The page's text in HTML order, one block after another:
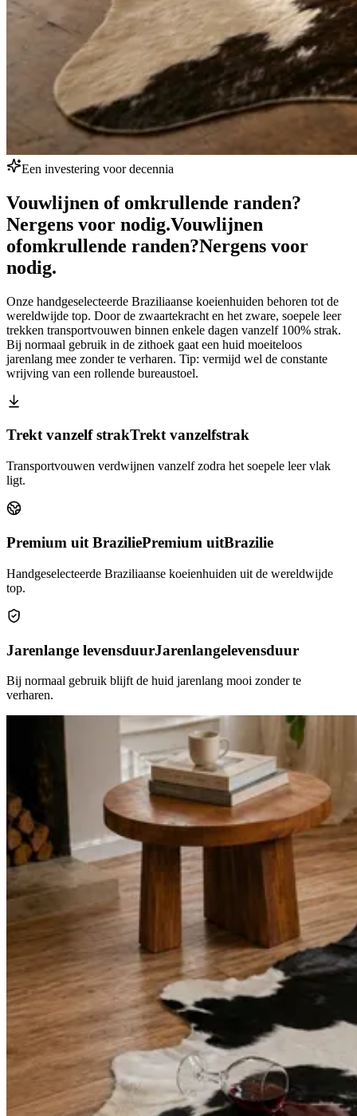
Een investering voor decennia
Vouwlijnen of omkrullende randen?
Nergens voor nodig.Vouwlijnen
ofomkrullende randen?Nergens voor
nodig.
Onze handgeselecteerde Braziliaanse koeienhuiden behoren tot de
wereldwijde top. Door de zwaartekracht en het zware, soepele leer
trekken transportvouwen binnen enkele dagen vanzelf 100% strak.
Bij normaal gebruik in de zithoek gaat een huid moeiteloos
jarenlang mee zonder te verharen. Tip: vermijd wel de constante
wrijving van een rollende bureaustoel.
Trekt vanzelf strakTrekt vanzelfstrak
Transportvouwen verdwijnen vanzelf zodra het soepele leer vlak
ligt.
Premium uit BraziliePremium uitBrazilie
Handgeselecteerde Braziliaanse koeienhuiden uit de wereldwijde
top.
Jarenlange levensduurJarenlangelevensduur
Bij normaal gebruik blijft de huid jarenlang mooi zonder te
verharen.